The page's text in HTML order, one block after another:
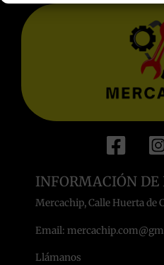
INFORMACIÓN
Mercachip, Calle Huerta de
Email:
Llámanos